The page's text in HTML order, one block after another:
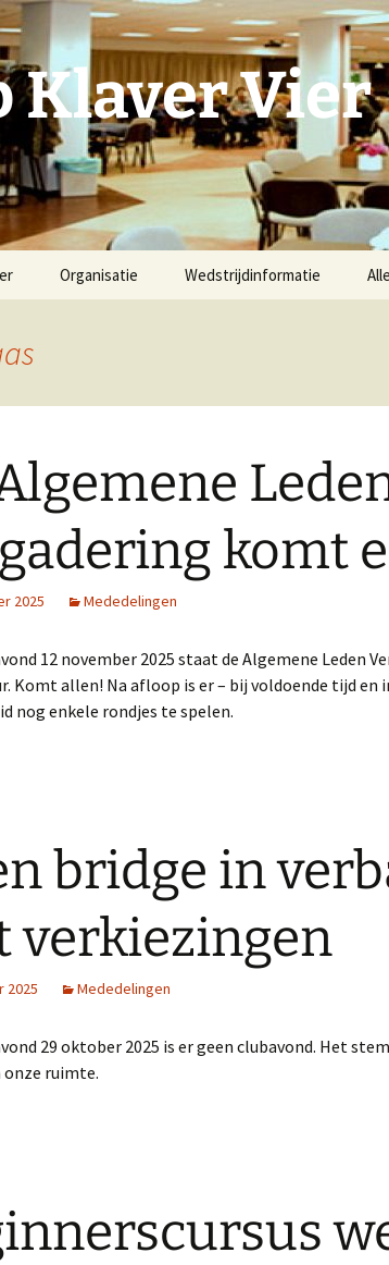
Klaver Vier
Organisatie Wedstrijdinformatie
komt
2025 Mededelingen
12 november 2025 staat de Algemene Leden
Komt allen! Na afloop is er – bij voldoende tijd en
nog enkele rondjes te spelen.
bridge in
verkiezingen
2025 Mededelingen
29 oktober 2025 is er geen clubavond. Het
onze ruimte.